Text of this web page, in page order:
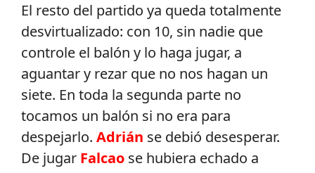
El resto del partido ya queda totalmente
desvirtualizado: con 10, sin nadie que
controle el balón y lo haga jugar, a
aguantar y rezar que no nos hagan un
siete. En toda la segunda parte no
tocamos un balón si no era para
despejarlo. Adrián se debió desesperar.
De jugar Falcao se hubiera echado a